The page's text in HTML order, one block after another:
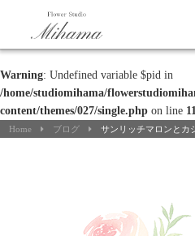
Warning: Undefined variable $pid in
/home/studiomihama/
content/themes/027/single.php on line
Home ブログ サンリッチマロンとカ